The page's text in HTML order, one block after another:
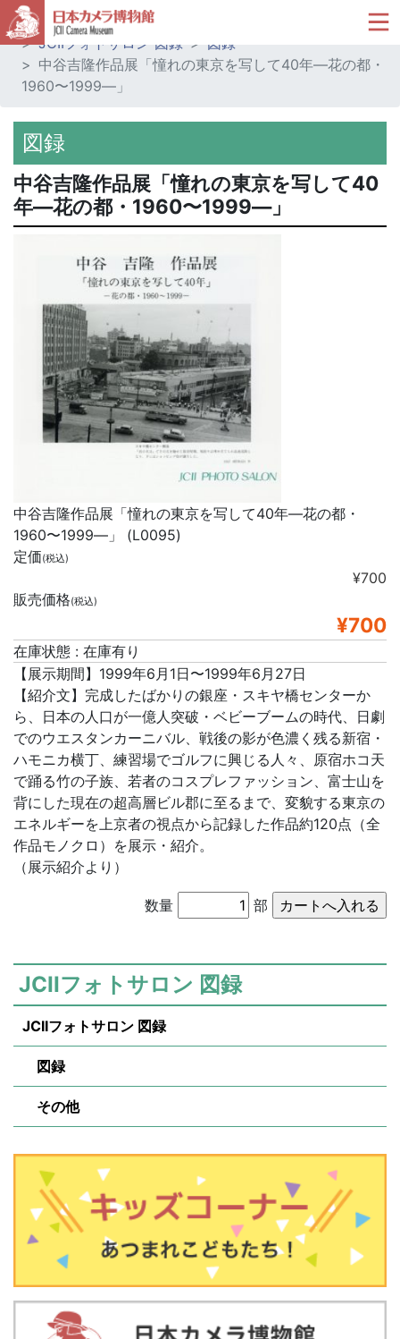
ホーム
ミュージアムショップ
JCIIフォトサロン 図録
図録
中谷吉隆作品展「憧れの東京を写して40年―花の都・
1960〜1999―」
図録
中谷吉隆作品展「憧れの東京を写して40
年―花の都・1960〜1999―」
中谷吉隆作品展「憧れの東京を写して40年―花の都・
1960〜1999―」 (L0095)
定価(税込)
¥700
販売価格(税込)
¥700
在庫状態 : 在庫有り
【展示期間】1999年6月1日〜1999年6月27日
【紹介文】完成したばかりの銀座・スキヤ橋センターか
ら、日本の人口が一億人突破・ベビーブームの時代、日劇
でのウエスタンカーニバル、戦後の影が色濃く残る新宿・
ハモニカ横丁、練習場でゴルフに興じる人々、原宿ホコ天
で踊る竹の子族、若者のコスプレファッション、富士山を
背にした現在の超高層ビル郡に至るまで、変貌する東京の
エネルギーを上京者の視点から記録した作品約120点（全
作品モノクロ）を展示・紹介。
（展示紹介より）
数量 部
JCIIフォトサロン 図録
JCIIフォトサロン 図録
図録
その他